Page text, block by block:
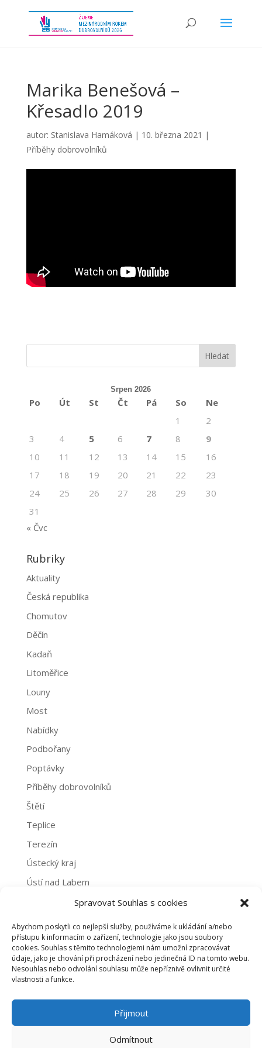
Spravovat Souhlas s cookies
Abychom poskytli co nejlepší služby, používáme k ukládání a/nebo
přístupu k informacím o zařízení, technologie jako jsou soubory
cookies. Souhlas s těmito technologiemi nám umožní zpracovávat
údaje, jako je chování při procházení nebo jedinečná ID na tomto webu.
Nesouhlas nebo odvolání souhlasu může nepříznivě ovlivnit určité
vlastnosti a funkce.
Přijmout
Odmítnout
Marika Benešová –
Křesadlo 2019
autor: Stanislava Hamáková | 10. března 2021 |
Příběhy dobrovolníků
Srpen 2026
Po Út St Čt Pá So
Ne
1
2
3
4 5 6 7 8
9
10
11 12 13 14 15
16
17
18 19 20 21 22
23
24
25 26 27 28 29
30
31
« Čvc
Rubriky
Aktuality
Česká republika
Chomutov
Děčín
Kadaň
Litoměřice
Louny
Most
Nabídky
Podbořany
Poptávky
Příběhy dobrovolníků
Štětí
Teplice
Terezín
Ústecký kraj
Ústí nad Labem
Archivy
Archivy
PROHLÁŠENÍ O NAKLÁDÁNÍ S OSOBNÍMI ÚDAJI
ZÁSADY COOKIES (EU)